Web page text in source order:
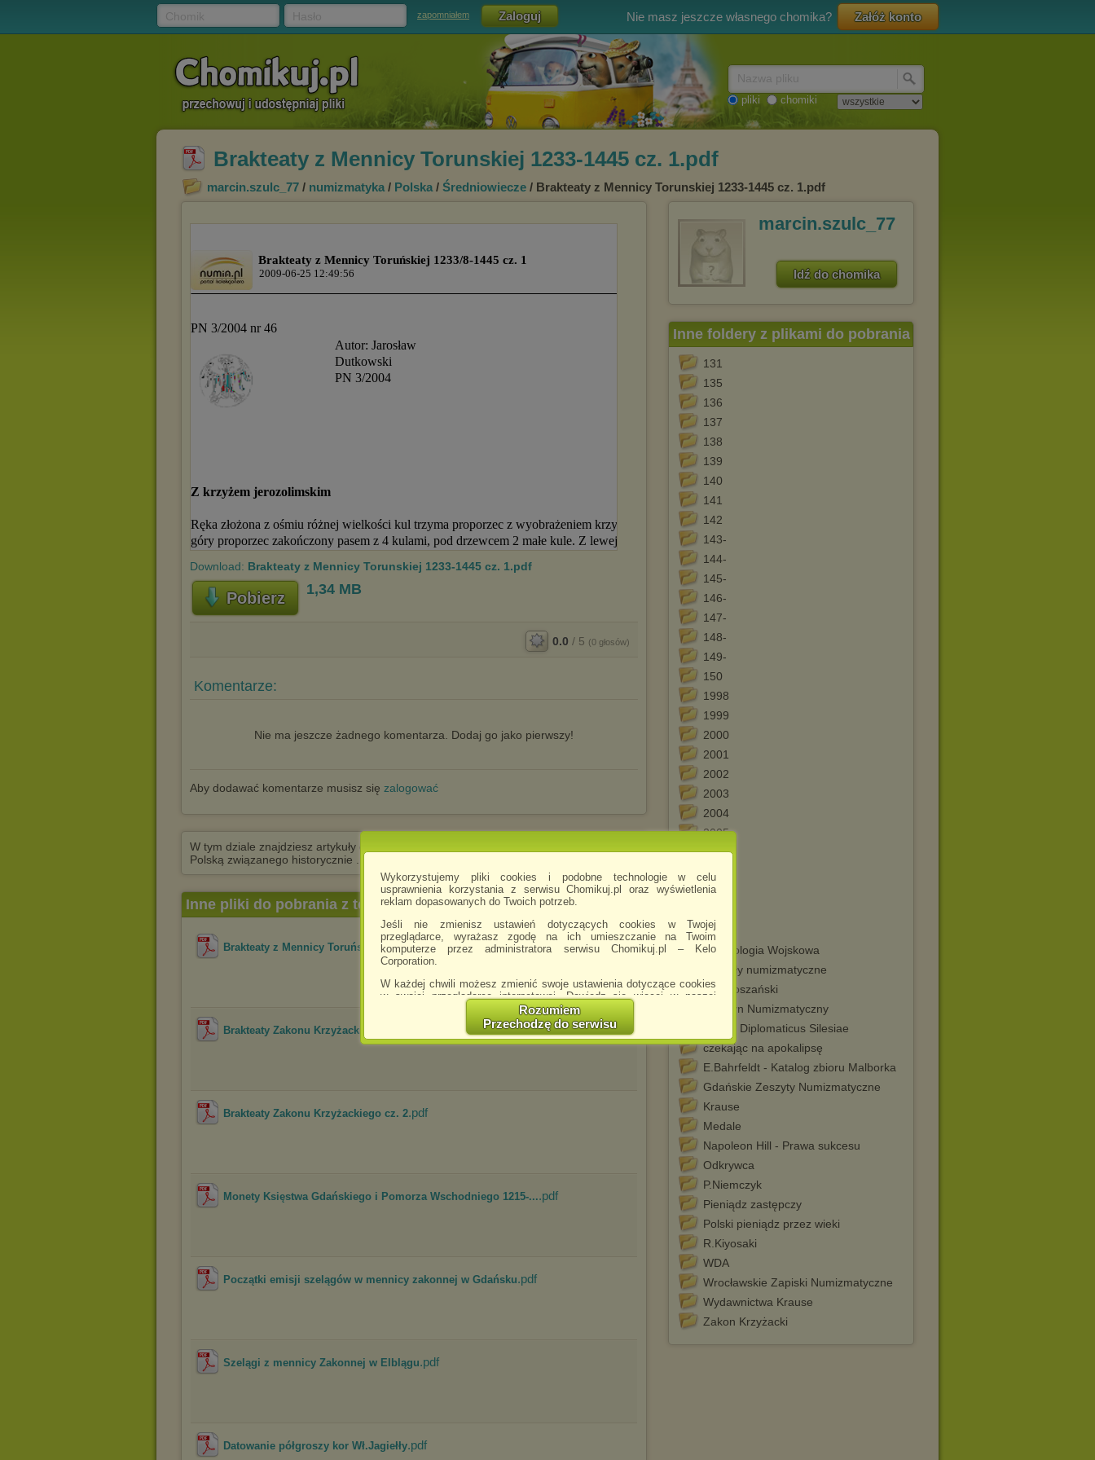
Wykorzystujemy pliki cookies i podobne technologie w celu
usprawnienia korzystania z serwisu Chomikuj.pl oraz wyświetlenia
reklam dopasowanych do Twoich potrzeb.
Jeśli nie zmienisz ustawień dotyczących cookies w Twojej
przeglądarce, wyrażasz zgodę na ich umieszczanie na Twoim
komputerze przez administratora serwisu Chomikuj.pl – Kelo
Corporation.
W każdej chwili możesz zmienić swoje ustawienia dotyczące cookies
w swojej przeglądarce internetowej. Dowiedz się więcej w naszej
http://chomikuj.pl/PolitykaPrywatnosci.aspx
Jednocześnie informujemy że zmiana ustawień przeglądarki może
spowodować ograniczenie korzystania ze strony Chomikuj.pl.
W przypadku braku twojej zgody na akceptację cookies niestety
Zaufanych Partnerów
(dostosowanie reklam do Twoich potrzeb, analiza skuteczności działań
Wyrażenie sprzeciwu spowoduje, że wyświetlana Ci reklama nie
będzie dopasowana do Twoich preferencji, a będzie to reklama
Istnieje możliwość zmiany ustawień przeglądarki internetowej w
sposób uniemożliwiający przechowywanie plików cookies na
urządzeniu końcowym. Można również usunąć pliki cookies,
dokonując odpowiednich zmian w ustawieniach przeglądarki
Pełną informację na ten temat znajdziesz pod adresem
http://chomikuj.pl/PolitykaPrywatnosci.aspx
Rozumiem
Przechodzę do serwisu
zapomniałem Nie masz jeszcze własnego chomika? Załóż konto
pliki chomiki
Brakteaty z Mennicy Torunskiej 1233-1445 cz. 1.pdf
marcin.szulc_77 / numizmatyka / Polska / Średniowiecze / Brakteaty z Mennicy Torunskiej 1233-1445 cz. 1.pdf
Download: Brakteaty z Mennicy Torunskiej 1233-1445 cz. 1.pdf
Pobierz 1,34 MB
0.0 / 5 (0 głosów)
Komentarze:
Nie ma jeszcze żadnego komentarza. Dodaj go jako pierwszy!
Aby dodawać komentarze musisz się zalogować
marcin.szulc_77
Idź do chomika
Inne foldery z plikami do pobrania
131
135
136
137
138
139
140
141
142
143-
144-
145-
146-
147-
148-
149-
150
1998
1999
2000
2001
2002
2003
2004
2005
2006
2007
2008
2010
Archeologia Wojskowa
artykuły numizmatyczne
B.Wołoszański
Biuletyn Numizmatyczny
Codex Diplomaticus Silesiae
czekając na apokalipsę
E.Bahrfeldt - Katalog zbioru Malborka
Gdańskie Zeszyty Numizmatyczne
Krause
Medale
Napoleon Hill - Prawa sukcesu
Odkrywca
P.Niemczyk
Pieniądz zastępczy
Polski pieniądz przez wieki
R.Kiyosaki
WDA
Wrocławskie Zapiski Numizmatyczne
Wydawnictwa Krause
Zakon Krzyżacki
W tym dziale znajdziesz artykuły dotyczące pieniądza średniowiecznego Polskiego i z
Polską związanego historycznie .
Inne pliki do pobrania z tego chomika
Brakteaty z Mennicy Toruńskiej cz. 2.pdf
Brakteaty Zakonu Krzyżackiego cz. 1
Brakteaty Zakonu Krzyżackiego cz. 2.pdf
Monety Księstwa Gdańskiego i Pomorza Wschodniego 1215-....pdf
Początki emisji szelągów w mennicy zakonnej w Gdańsku.pdf
Szelągi z mennicy Zakonnej w Elblągu.pdf
Datowanie półgroszy kor Wł.Jagiełły.pdf